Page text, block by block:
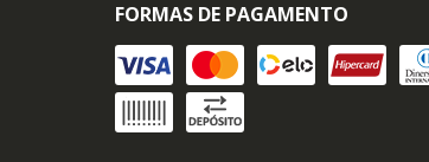
FORMAS DE PAGAMENTO